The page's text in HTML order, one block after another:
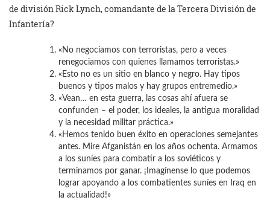
de división Rick Lynch, comandante de la Tercera División de
Infantería?
«No negociamos con terroristas, pero a veces
renegociamos con quienes llamamos terroristas.»
«Esto no es un sitio en blanco y negro. Hay tipos
buenos y tipos malos y hay grupos entremedio.»
«Vean… en esta guerra, las cosas ahí afuera se
confunden – el poder, los ideales, la antigua moralidad
y la necesidad militar práctica.»
«Hemos tenido buen éxito en operaciones semejantes
antes. Mire Afganistán en los años ochenta. Armamos
a los suníes para combatir a los soviéticos y
terminamos por ganar. ¡Imagínense lo que podemos
lograr apoyando a los combatientes suníes en Iraq en
la actualidad!»